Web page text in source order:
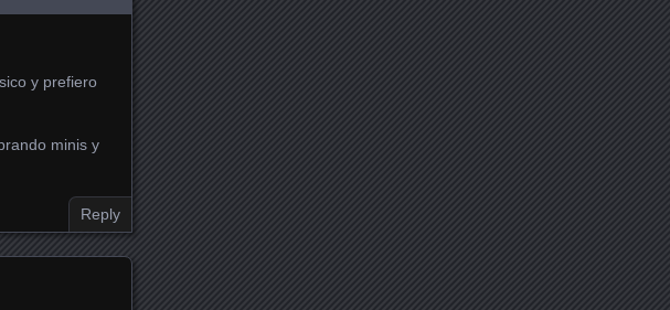
y prefiero
minis y
Reply